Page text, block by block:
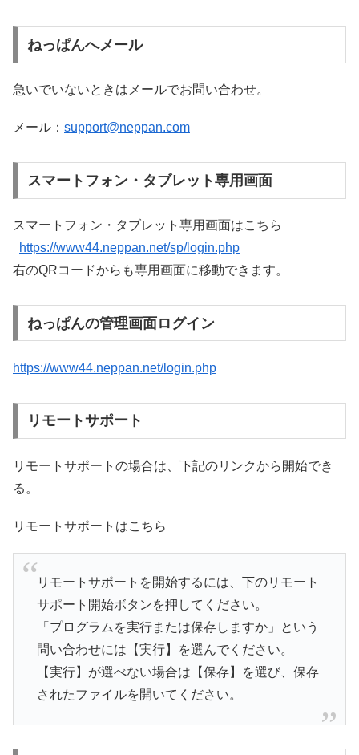
ねっぱんへメール
急いでいないときはメールでお問い合わせ。
メール： support@neppan.com
スマートフォン・タブレット専用画面
スマートフォン・タブレット専用画面はこちら
https://www44.neppan.net/sp/login.php
右のQRコードからも専用画面に移動できます。
ねっぱんの管理画面ログイン
https://www44.neppan.net/login.php
リモートサポート
リモートサポートの場合は、下記のリンクから開始でき
る。
リモートサポートはこちら
リモートサポートを開始するには、下のリモート
サポート開始ボタンを押してください。
「プログラムを実行または保存しますか」という
問い合わせには【実行】を選んでください。
【実行】が選べない場合は【保存】を選び、保存
されたファイルを開いてください。